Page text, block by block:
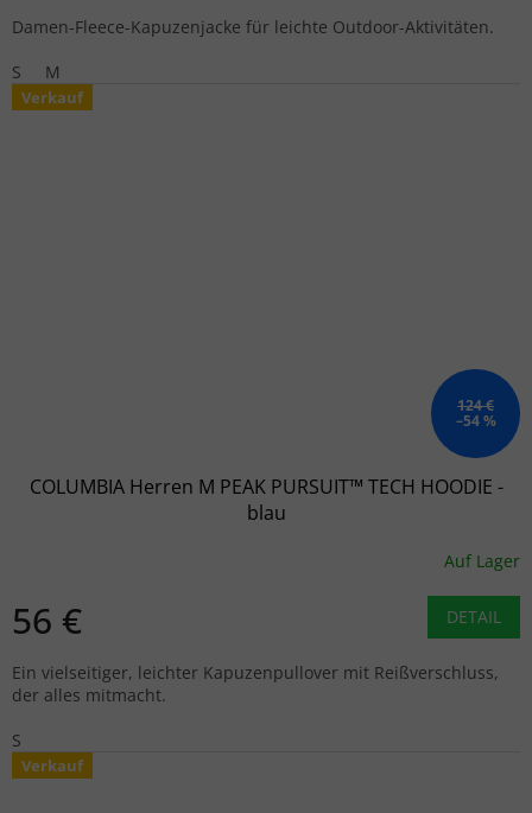
Damen-Fleece-Kapuzenjacke für leichte Outdoor-Aktivitäten.
S
M
Verkauf
124 €
–54 %
COLUMBIA Herren M PEAK PURSUIT™ TECH HOODIE -
blau
Auf Lager
56 € DETAIL
Ein vielseitiger, leichter Kapuzenpullover mit Reißverschluss,
der alles mitmacht.
S
Verkauf